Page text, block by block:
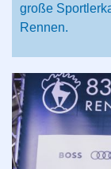
große
Rennen.